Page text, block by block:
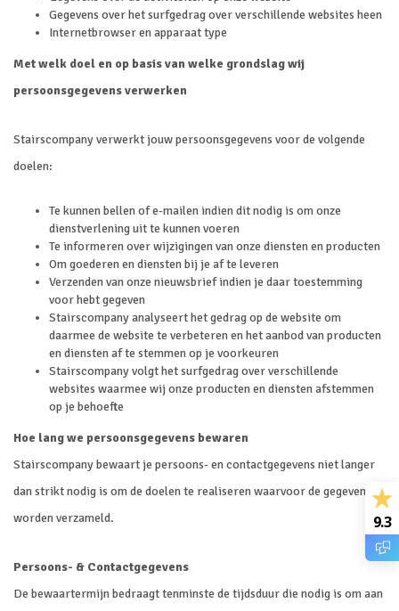
Gegevens over het surfgedrag over verschillende websites heen
Internetbrowser en apparaat type
Met welk doel en op basis van welke grondslag wij
persoonsgegevens verwerken
Stairscompany verwerkt jouw persoonsgegevens voor de volgende
doelen:
Te kunnen bellen of e-mailen indien dit nodig is om onze
dienstverlening uit te kunnen voeren
Te informeren over wijzigingen van onze diensten en producten
Om goederen en diensten bij je af te leveren
Verzenden van onze nieuwsbrief indien je daar toestemming
voor hebt gegeven
Stairscompany analyseert het gedrag op de website om
daarmee de website te verbeteren en het aanbod van producten
en diensten af te stemmen op je voorkeuren
Stairscompany volgt het surfgedrag over verschillende
websites waarmee wij onze producten en diensten afstemmen
op je behoefte
Hoe lang we persoonsgegevens bewaren
Stairscompany bewaart je persoons- en contactgegevens niet langer
dan strikt nodig is om de doelen te realiseren waarvoor de gegevens
worden verzameld.
Persoons- & Contactgegevens
De bewaartermijn bedraagt tenminste de tijdsduur die nodig is om aan
9.3